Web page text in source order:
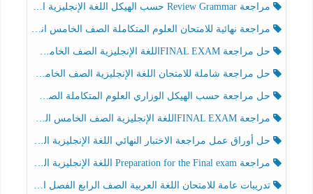
مراجعة Review Grammar حسب الهيكل اللغة الإنجليزية الصف الخامس الفصل الثالث
مراجعة نهائية للامتحان العلوم المتكاملة الصف الخامس انسبير الفصل الثالث
حل مراجعة FINAL EXAMاللغة الإنجليزية الصف الخامس الفصل الثالث
حل مراجعة شاملة للامتحان اللغة الإنجليزية الصف الخامس الفصل الثالث
حل مراجعة حسب الهيكل الوزاري العلوم المتكاملة الصف الخامس عام الفصل الثالث
مراجعة FINAL EXAMاللغة الإنجليزية الصف الخامس الفصل الثالث
حل أوراق عمل مراجعة الاختبار النهائي اللغة الإنجليزية الصف الرابع الفصل الثالث
مراجعة Preparation for the Final exam اللغة الإنجليزية الصف الرابع الفصل الثالث
تدريبات عامة للامتحان اللغة العربية الصف الرابع الفصل الثالث